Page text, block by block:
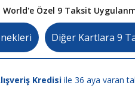
World'e Özel 9 Taksit
Diğer Kartlara 9
Kredisi ile 36 aya varan